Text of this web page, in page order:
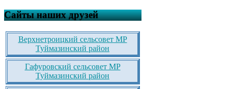
Сайты наших друзей
Верхнетроицкий сельсовет МР
Туймазинский район
Гафуровский сельсовет МР
Туймазинский район